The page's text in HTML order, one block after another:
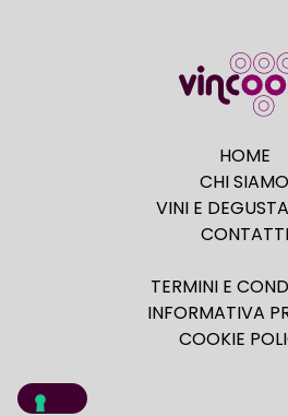
HOME
CHI SIAMO
VINI E
CONTATTI
TERMINI E
INFORMATIVA
COOKIE